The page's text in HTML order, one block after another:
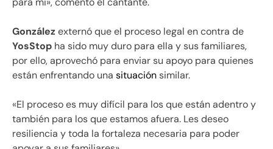
Gonzálezexternó que el proceso legal en contra de
YosStop ha sido muy duro para ella y sus familiares,
por ello, aprovechó para enviar su apoyo para quienes
están enfrentando una situaciónsimilar.
«El proceso es muy difícil para los que están adentro y
también para los que estamos afuera. Les deseo
resiliencia y toda la fortaleza necesaria para poder